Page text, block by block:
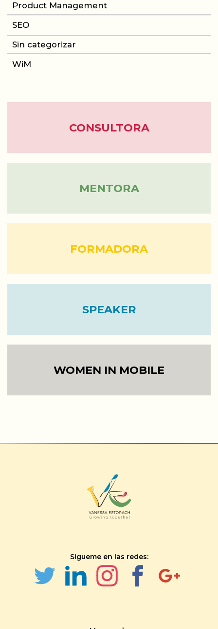
CONSULTORIA
PRODUCT MANAGEMENT
FORMACIÓN
ABOUT
BLOG
Product Management
SEO
Sin categorizar
WiM
CONSULTORA
MENTORA
FORMADORA
SPEAKER
WOMEN IN MOBILE
Sígueme en las redes: